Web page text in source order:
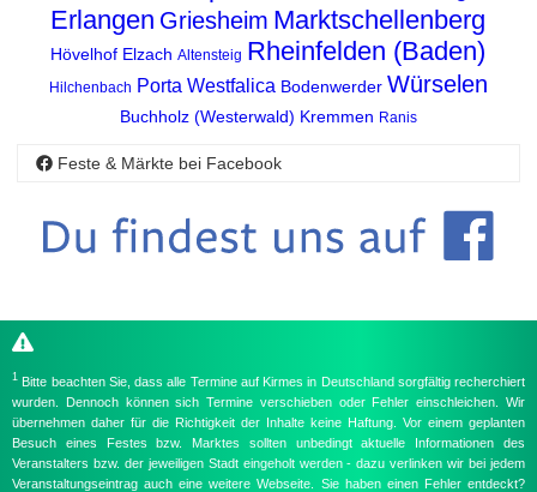
Erlangen Griesheim Marktschellenberg
Hövelhof Elzach Altensteig Rheinfelden (Baden)
Hilchenbach Porta Westfalica Bodenwerder Würselen
Buchholz (Westerwald) Kremmen Ranis
Feste & Märkte bei Facebook
1 Bitte beachten Sie, dass alle Termine auf Kirmes in Deutschland sorgfältig recherchiert
wurden. Dennoch können sich Termine verschieben oder Fehler einschleichen. Wir
übernehmen daher für die Richtigkeit der Inhalte keine Haftung. Vor einem geplanten
Besuch eines Festes bzw. Marktes sollten unbedingt aktuelle Informationen des
Veranstalters bzw. der jeweiligen Stadt eingeholt werden - dazu verlinken wir bei jedem
Veranstaltungseintrag auch eine weitere Webseite. Sie haben einen Fehler entdeckt?